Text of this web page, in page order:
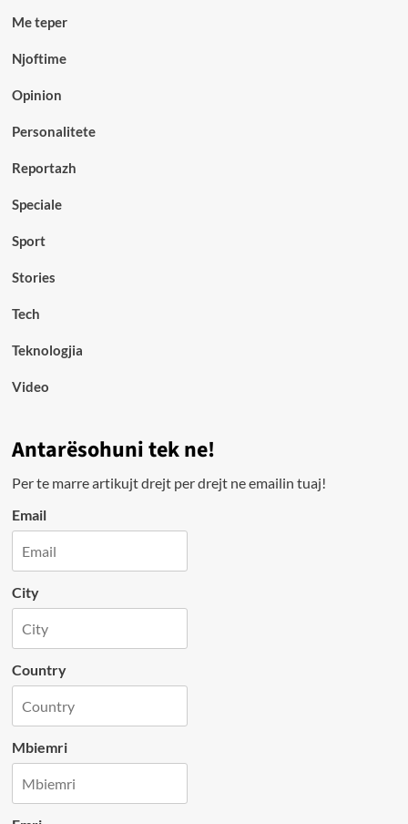
Me teper
Njoftime
Opinion
Personalitete
Reportazh
Speciale
Sport
Stories
Tech
Teknologjia
Video
Antarësohuni tek ne!
Per te marre artikujt drejt per drejt ne emailin tuaj!
Email
City
Country
Mbiemri